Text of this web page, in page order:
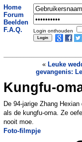
Home
Forum
Beelden
F.A.Q.
Login onthouden
« Leuke
gevangenis:
Kungfu-
De 94-jarige Zhang
als de kungfu-oma. Ze
nooit moe.
Foto-filmpje